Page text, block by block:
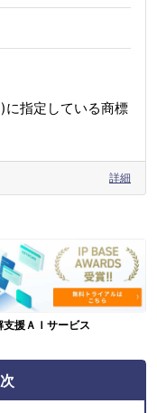
に指定している商標
詳細
支援ＡＩサービス